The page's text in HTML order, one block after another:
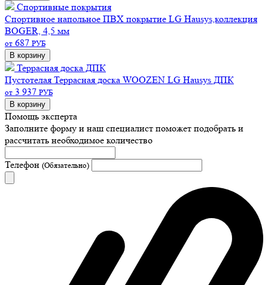
Спортивные покрытия
Спортивное напольное ПВХ покрытие LG Hausys,коллекция
BOGER, 4,5 мм
от 687 РУБ
В корзину
Террасная доска ДПК
Пустотелая Террасная доска WOOZEN LG Hausys ДПК
от 3 937 РУБ
В корзину
Помощь эксперта
Заполните форму и наш специалист поможет подобрать и
рассчитать необходимое количество
Телефон (Обязательно)